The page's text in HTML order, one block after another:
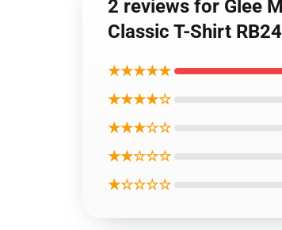
2 reviews for Glee
Classic T-Shirt
★★★★★
★★★★☆
★★★☆☆
★★☆☆☆
★☆☆☆☆